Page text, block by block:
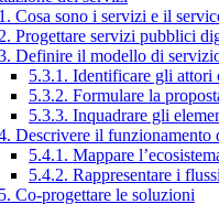
Cosa sono i servizi e il
Progettare servizi pubblici
Definire il modello di
5.3.1. Identificare gli attori
5.3.2. Formulare la
5.3.3. Inquadrare gli
Descrivere il funzionamento
5.4.1. Mappare
5.4.2. Rappresentare i
Co-progettare le soluzioni